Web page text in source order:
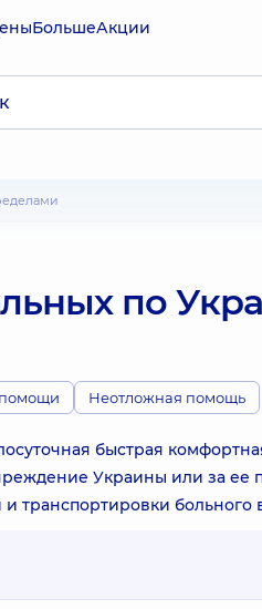
БольшеАкции
по
Неотложная помощь
быстрая
Украины или за ее
транспортировки